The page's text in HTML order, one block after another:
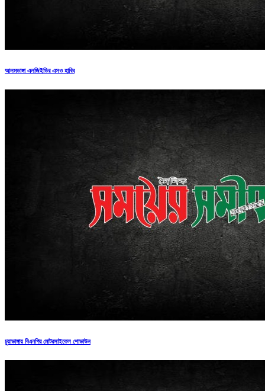
আলমডাঙ্গা এলজিইডির এসও হাবিব
চুয়াডাঙ্গায় বিএনপির মোটরসাইকেল শোডাউন